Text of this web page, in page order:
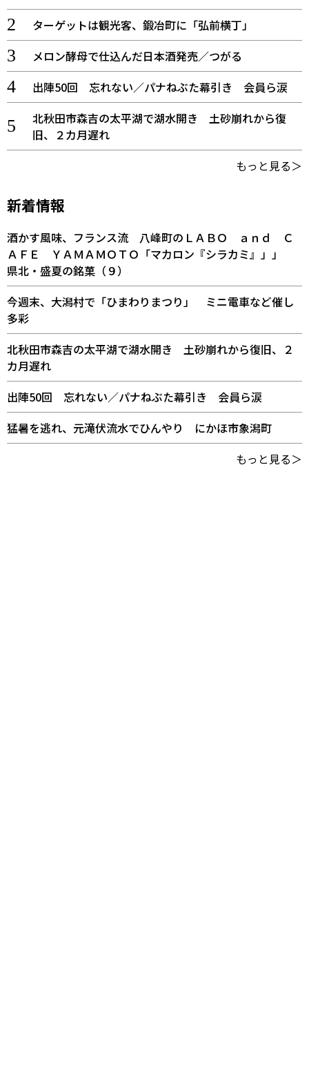
ターゲットは観光客、鍛冶町に「弘前横丁」
メロン酵母で仕込んだ日本酒発売／つがる
出陣50回 忘れない／パナねぶた幕引き 会員ら涙
北秋田市森吉の太平湖で湖水開き 土砂崩れから復
旧、２カ月遅れ
もっと見る＞
新着情報
酒かす風味、フランス流 八峰町のＬＡＢＯ ａｎｄ Ｃ
ＡＦＥ ＹＡＭＡＭＯＴＯ「マカロン『シラカミ』」」
県北・盛夏の銘菓（９）
今週末、大潟村で「ひまわりまつり」 ミニ電車など催し
多彩
北秋田市森吉の太平湖で湖水開き 土砂崩れから復旧、２
カ月遅れ
出陣50回 忘れない／パナねぶた幕引き 会員ら涙
猛暑を逃れ、元滝伏流水でひんやり にかほ市象潟町
もっと見る＞